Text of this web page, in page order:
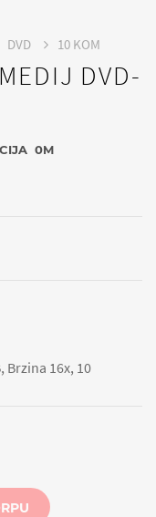
DVD 10 KOM
DVD-
0M
Brzina 16x, 10